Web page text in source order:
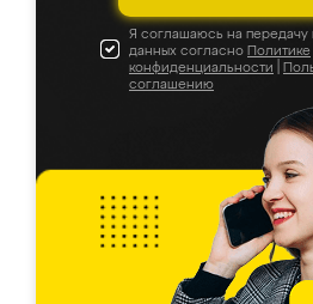
Я соглашаюсь на передачу
данных согласно Политике
конфиденциальности
соглашению